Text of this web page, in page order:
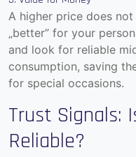
A higher price does
„better” for your
and look for reliable
consumption, saving
for special occasions.
Trust Signals:
Reliable?